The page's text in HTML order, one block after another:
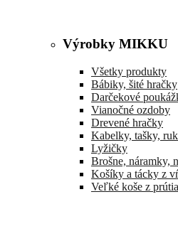
Výrobky MIKKU
Všetky produkty
Bábiky, šité hračky
Darčekové
Vianočné ozdoby
Drevené hračky
Kabelky, tašky,
Lyžičky
Brošne, náramky,
Košíky a tácky z
Veľké koše z prútia